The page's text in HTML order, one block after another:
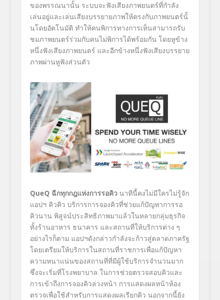
ของพรรณนานั้น ระบบจะฟังเสียงภาพยนตร์ที่กำลัง
เล่นอยู่และเล่นเสียงบรรยายภาพให้ตรงกับภาพยนตร์นั้
นโดยอัตโนมัติ ทำให้คนพิการทางการเห็นสามารถรับ
ชมภาพยนตร์ร่วมกับคนไม่พิการได้พร้อมกัน โดยหูข้าง
หนึ่งฟังเสียงภาพยนตร์ และอีกข้างหนึ่งฟังเสียงบรรยาย
ภาพผ่านหูฟังส่วนตัว
QueQ ฉีกทุกกฎแห่งการรอคิว นาทีนี้คงไม่มีใครไม่รู้จัก
แอปฯ คิวคิว บริการการจองคิวที่ช่วยแก้ปัญหาการรอ
คิวนาน พิสูจน์ประสิทธิภาพมาแล้วในหลายกลุ่มธุรกิจ
ทั้งร้านอาหาร ธนาคาร และสถานที่ให้บริการต่าง ๆ
อย่างไรก็ตาม แอปฯดังกล่าวกำลังจะก้าวสู่ตลาดภาครัฐ
โดยเตรียมให้บริการในสถานที่ราชการเพื่อแก้ปัญหา
ความหนาแน่นของสถานที่ที่มีผู้ใช้บริการจำนวนมาก
ซึ่งจะเริ่มที่โรงพยาบาล ในการช่วยตรวจสอบคิวและ
การเข้าถึงการจองคิวล่วงหน้า การแสดงผลหน้าห้อง
ตรวจเพื่อใช้สำหรับการแสดงผลเรียกคิว นอกจากนี้ยัง